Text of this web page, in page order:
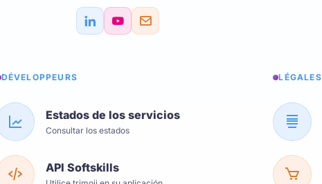
DÉVELOPPEURS
Estados de los servicios
Consultar los estados
API Softskills
LÉGALES